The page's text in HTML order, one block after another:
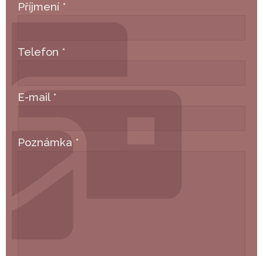
Příjmení *
Telefon *
E-mail *
Poznámka *